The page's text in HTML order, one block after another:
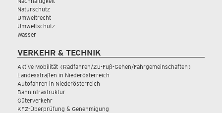
Naturschutz
Umweltrecht
Umweltschutz
Wasser
VERKEHR & TECHNIK
Aktive Mobilität (Radfahren/Zu-Fuß-Gehen/Fahrgemeinschaften)
Landesstraßen in Niederösterreich
Autofahren in Niederösterreich
Bahninfrastruktur
Güterverkehr
KFZ-Überprüfung & Genehmigung